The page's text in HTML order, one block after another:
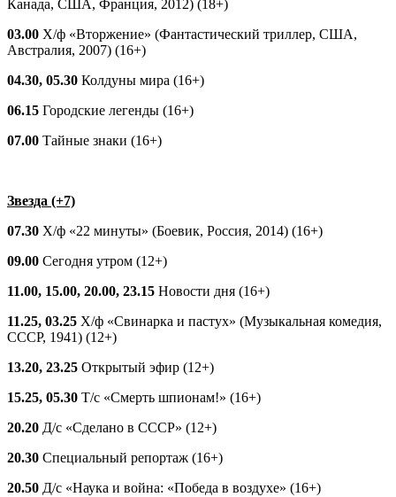
Канада, США, Франция, 2012) (18+)
03.00 Х/ф «Вторжение» (Фантастический триллер, США,
Австралия, 2007) (16+)
04.30, 05.30 Колдуны мира (16+)
06.15 Городские легенды (16+)
07.00 Тайные знаки (16+)
Звезда (+7)
07.30 Х/ф «22 минуты» (Боевик, Россия, 2014) (16+)
09.00 Сегодня утром (12+)
11.00, 15.00, 20.00, 23.15 Новости дня (16+)
11.25, 03.25 Х/ф «Свинарка и пастух» (Музыкальная комедия,
СССР, 1941) (12+)
13.20, 23.25 Открытый эфир (12+)
15.25, 05.30 Т/с «Смерть шпионам!» (16+)
20.20 Д/с «Сделано в СССР» (12+)
20.30 Специальный репортаж (16+)
20.50 Д/с «Наука и война: «Победа в воздухе» (16+)